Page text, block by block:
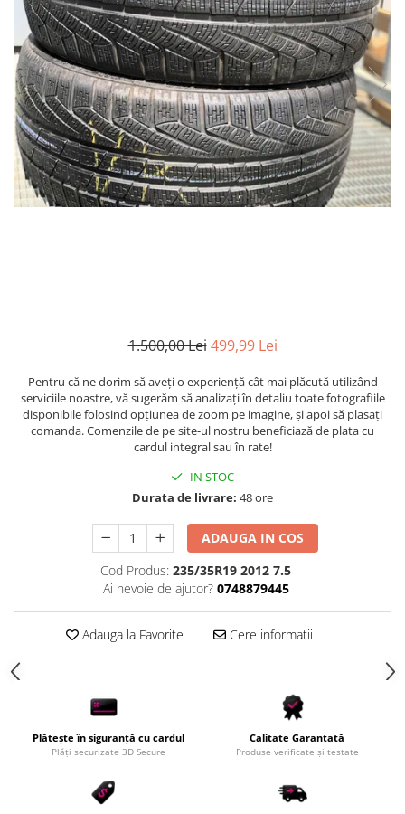
1.500,00 Lei 499,99 Lei
Pentru că ne dorim să aveți o experiență cât mai plăcută utilizând
serviciile noastre, vă sugerăm să analizați în detaliu toate fotografiile
disponibile folosind opțiunea de zoom pe imagine, și apoi să plasați
comanda. Comenzile de pe site-ul nostru beneficiază de plata cu
cardul integral sau în rate!
IN STOC
Durata de livrare: 48 ore
ADAUGA IN COS
Cod Produs: 235/35R19 2012 7.5
Ai nevoie de ajutor? 0748879445
Adauga la Favorite Cere informatii
Plătește în siguranță cu cardul
Plăți securizate 3D Secure
Calitate Garantată
Produse verificate și testate